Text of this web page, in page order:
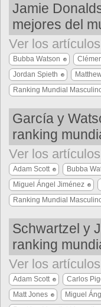
Jamie
mejores del
Ver los
Bubba Watson
Jordan Spieth
Ranking Mundial
García y
ranking
Ver los
Adam Scott Bubba
Miguel Ángel Jiménez
Ranking Mundial
Schwartzel y
ranking
Ver los
Adam Scott Carlos
Matt Jones
Miguel